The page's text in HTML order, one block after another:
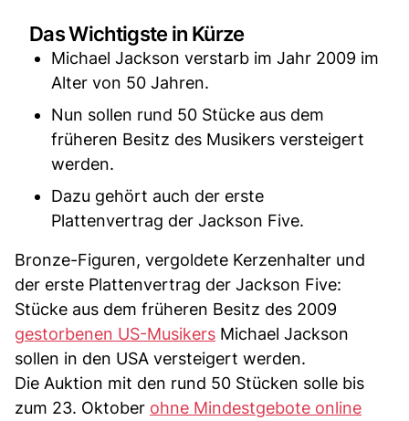
Das Wichtigste in Kürze
Michael Jackson verstarb im Jahr 2009 im
Alter von 50 Jahren.
Nun sollen rund 50 Stücke aus dem
früheren Besitz des Musikers versteigert
werden.
Dazu gehört auch der erste
Plattenvertrag der Jackson Five.
Bronze-Figuren, vergoldete Kerzenhalter und
der erste Plattenvertrag der Jackson Five:
Stücke aus dem früheren Besitz des 2009
gestorbenen US-Musikers Michael Jackson
sollen in den USA versteigert werden.
Die Auktion mit den rund 50 Stücken solle bis
zum 23. Oktober ohne Mindestgebote online